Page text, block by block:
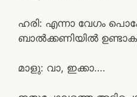
ഹരി: എന്നാ വേഗം
ബാൽക്കണിയിൽ
മാളു: വാ, ഇക്കാ….